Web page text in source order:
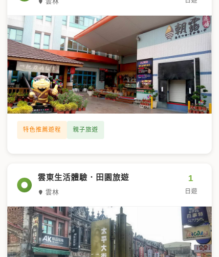
特色推薦遊程 親子旅遊
雲東生活體驗．田園旅遊
雲林
1
日遊